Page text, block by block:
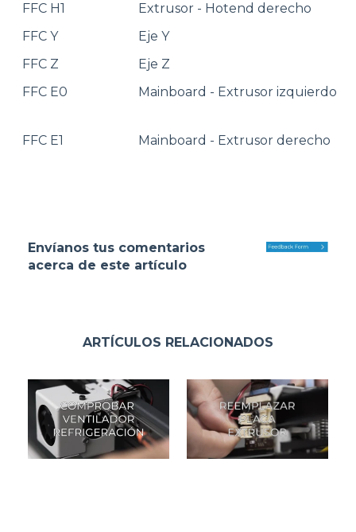
FFC H1
Extrusor - Hotend derecho
FFC Y
Eje Y
FFC Z
Eje Z
FFC E0
Mainboard - Extrusor izquierdo
FFC E1 Mainboard - Extrusor derecho
Envíanos tus comentarios
acerca de este artículo
ARTÍCULOS RELACIONADOS